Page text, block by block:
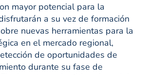
mayor potencial para la
a su vez de formación
nuevas herramientas para la
en el mercado regional,
de oportunidades de
durante su fase de